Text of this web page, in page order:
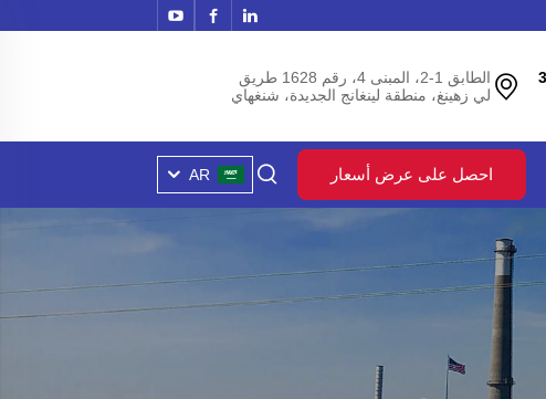
الطابق 1-2، المبنى 4، رقم 1628 طريق
لي زهينغ، منطقة لينغانج الجديدة، شنغهاي
احصل على عرض أسعار AR